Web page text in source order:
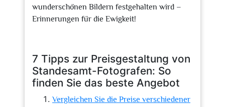
wunderschönen Bildern festgehalten wird –
Erinnerungen für die Ewigkeit!
7 Tipps zur Preisgestaltung von
Standesamt-Fotografen: So
finden Sie das beste Angebot
Vergleichen Sie die Preise verschiedener